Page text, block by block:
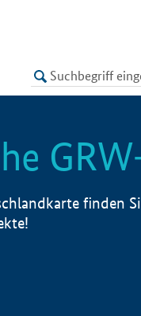
LISTE
finden